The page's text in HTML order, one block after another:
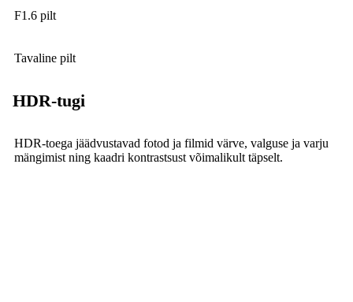
F1.6 pilt
Tavaline pilt
HDR-tugi
HDR-toega jäädvustavad fotod ja filmid värve, valguse ja varju
mängimist ning kaadri kontrastsust võimalikult täpselt.